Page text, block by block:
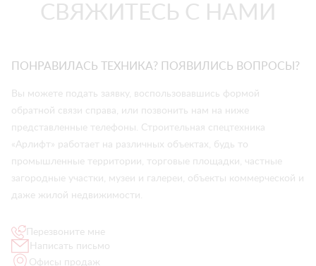
СВЯЖИТЕСЬ С НАМИ
ПОНРАВИЛАСЬ ТЕХНИКА? ПОЯВИЛИСЬ ВОПРОСЫ?
Вы можете подать заявку, воспользовавшись формой
обратной связи справа, или позвонить нам на ниже
представленные телефоны. Строительная спецтехника
«Арлифт» работает на различных объектах, будь то
промышленные территории, торговые площадки, частные
загородные участки, музеи и галереи, объекты коммерческой и
даже жилой недвижимости.
Перезвоните мне
Написать письмо
Офисы продаж